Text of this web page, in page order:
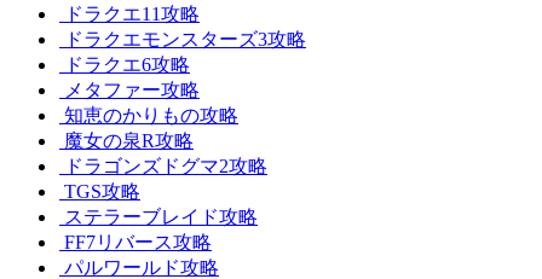
ドラクエ11攻略
ドラクエモンスターズ3攻略
ドラクエ6攻略
メタファー攻略
知恵のかりもの攻略
魔女の泉R攻略
ドラゴンズドグマ2攻略
TGS攻略
ステラーブレイド攻略
FF7リバース攻略
パルワールド攻略